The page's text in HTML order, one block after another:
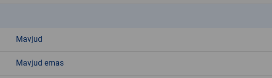
Mavjud
Mavjud emas